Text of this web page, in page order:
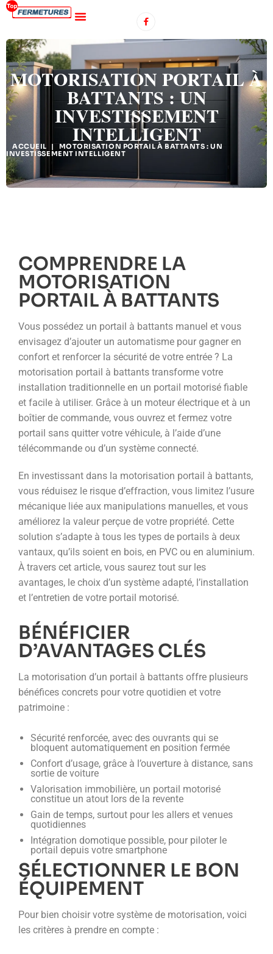
MOTORISATION PORTAIL À
BATTANTS : UN
INVESTISSEMENT
INTELLIGENT
ACCUEIL |
MOTORISATION PORTAIL À BATTANTS : UN
INVESTISSEMENT INTELLIGENT
COMPRENDRE LA
MOTORISATION
PORTAIL À BATTANTS
Vous possédez un portail à battants manuel et vous
envisagez d’ajouter un automatisme pour gagner en
confort et renforcer la sécurité de votre entrée ? La
motorisation portail à battants transforme votre
installation traditionnelle en un portail motorisé fiable
et facile à utiliser. Grâce à un moteur électrique et à un
boîtier de commande, vous ouvrez et fermez votre
portail sans quitter votre véhicule, à l’aide d’une
télécommande ou d’un système connecté.
En investissant dans la motorisation portail à battants,
vous réduisez le risque d’effraction, vous limitez l’usure
mécanique liée aux manipulations manuelles, et vous
améliorez la valeur perçue de votre propriété. Cette
solution s’adapte à tous les types de portails à deux
vantaux, qu’ils soient en bois, en PVC ou en aluminium.
À travers cet article, vous saurez tout sur les
avantages, le choix d’un système adapté, l’installation
et l’entretien de votre portail motorisé.
BÉNÉFICIER
D’AVANTAGES CLÉS
La motorisation d’un portail à battants offre plusieurs
bénéfices concrets pour votre quotidien et votre
patrimoine :
Sécurité renforcée, avec des ouvrants qui se
bloquent automatiquement en position fermée
Confort d’usage, grâce à l’ouverture à distance, sans
sortie de voiture
Valorisation immobilière, un portail motorisé
constitue un atout lors de la revente
Gain de temps, surtout pour les allers et venues
quotidiennes
Intégration domotique possible, pour piloter le
portail depuis votre smartphone
SÉLECTIONNER LE BON
ÉQUIPEMENT
Pour bien choisir votre système de motorisation, voici
les critères à prendre en compte :